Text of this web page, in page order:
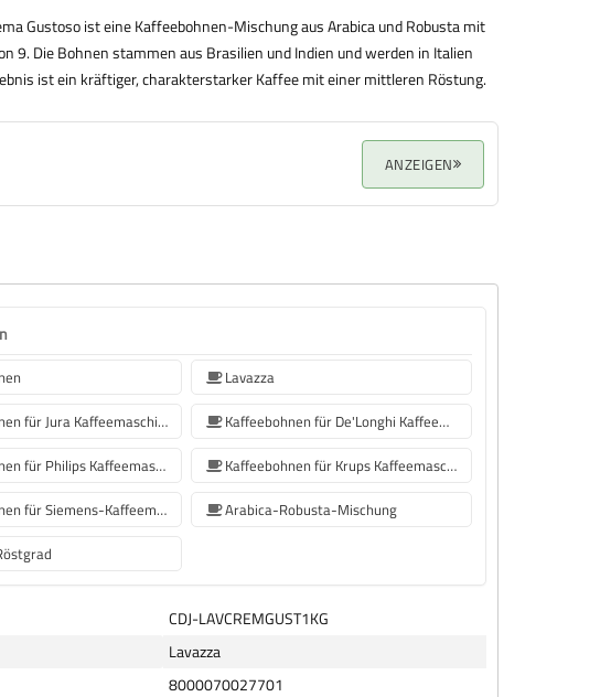
Gustoso ist eine Kaffeebohnen-Mischung aus Arabica und Robusta mit
9. Die Bohnen stammen aus Brasilien und Indien und werden in Italien
ist ein kräftiger, charakterstarker Kaffee mit einer mittleren Röstung.
ANZEIGEN
Lavazza
Kaffeebohnen für Jura Kaffeemaschinen
Kaffeebohnen für De'Longhi Kaffeemaschine
Kaffeebohnen für Philips Kaffeemaschine
Kaffeebohnen für Krups Kaffeemaschine
Kaffeebohnen für Siemens-Kaffeemaschinen
Arabica-Robusta-Mischung
CDJ-LAVCREMGUST1KG
Lavazza
8000070027701